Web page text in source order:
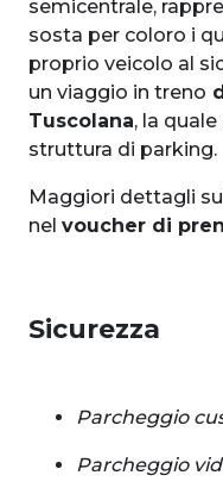
semicentrale,
sosta per coloro i
proprio veicolo al
un viaggio in treno
Tuscolana, la
struttura di parking.
Maggiori dettagli
nel voucher di
Sicurezza
Parcheggio
Parcheggio